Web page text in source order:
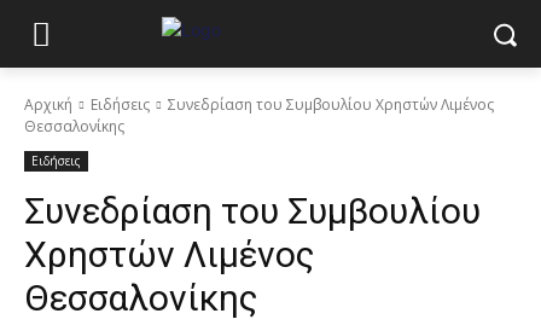
Αρχική Ειδήσεις
Συνεδρίαση του Συμβουλίου Χρηστών Λιμένος
Θεσσαλονίκης
Ειδήσεις
Συνεδρίαση του Συμβουλίου
Χρηστών Λιμένος
Θεσσαλονίκης